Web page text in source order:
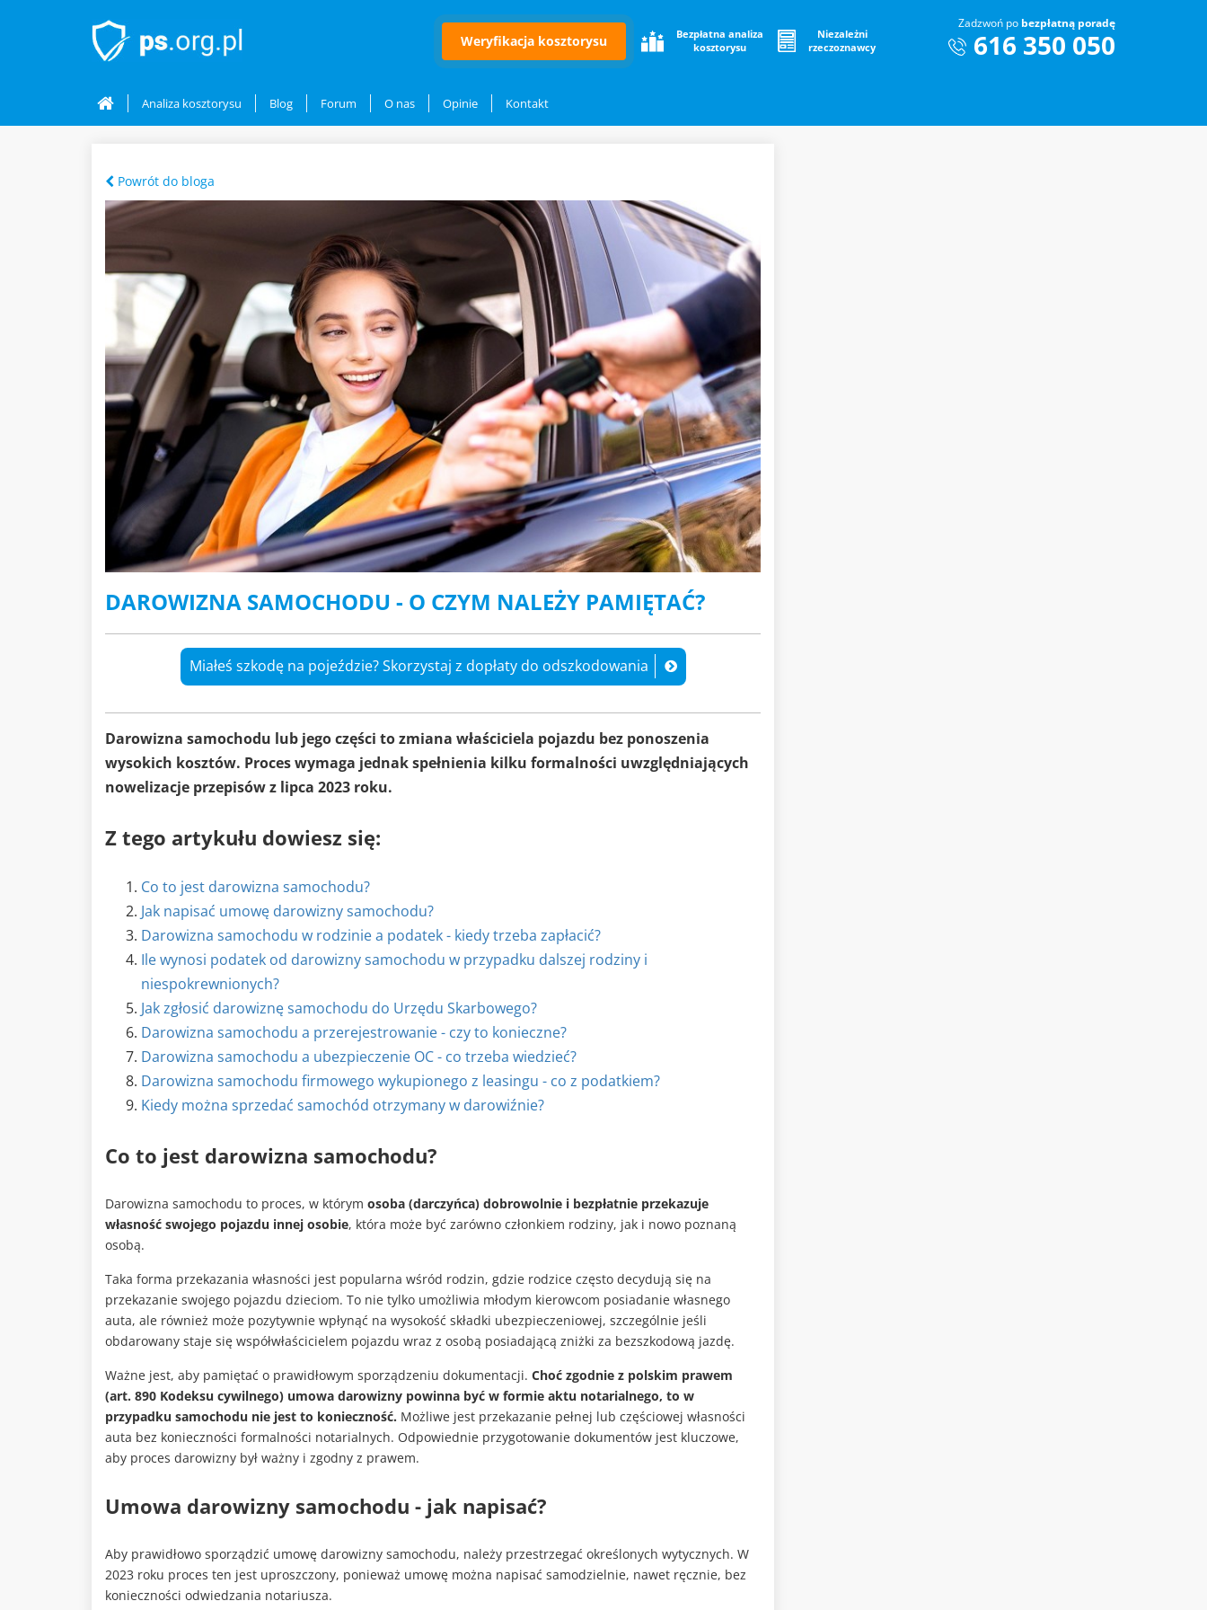
Weryfikacja kosztorysu
Bezpłatna analiza
kosztorysu
Niezależni
rzeczoznawcy
Zadzwoń po bezpłatną poradę
616 350 050
Analiza kosztorysu Blog Forum O nas Opinie Kontakt
Powrót do bloga
DAROWIZNA SAMOCHODU - O CZYM NALEŻY PAMIĘTAĆ?
Miałeś szkodę na pojeździe? Skorzystaj z dopłaty do odszkodowania
Darowizna samochodu lub jego części to zmiana właściciela pojazdu bez ponoszenia
wysokich kosztów. Proces wymaga jednak spełnienia kilku formalności uwzględniających
nowelizacje przepisów z lipca 2023 roku.
Z tego artykułu dowiesz się:
Co to jest darowizna samochodu?
Jak napisać umowę darowizny samochodu?
Darowizna samochodu w rodzinie a podatek - kiedy trzeba zapłacić?
Ile wynosi podatek od darowizny samochodu w przypadku dalszej rodziny i
niespokrewnionych?
Jak zgłosić darowiznę samochodu do Urzędu Skarbowego?
Darowizna samochodu a przerejestrowanie - czy to konieczne?
Darowizna samochodu a ubezpieczenie OC - co trzeba wiedzieć?
Darowizna samochodu firmowego wykupionego z leasingu - co z podatkiem?
Kiedy można sprzedać samochód otrzymany w darowiźnie?
Co to jest darowizna samochodu?
Darowizna samochodu to proces, w którym osoba (darczyńca) dobrowolnie i bezpłatnie przekazuje
własność swojego pojazdu innej osobie, która może być zarówno członkiem rodziny, jak i nowo poznaną
osobą.
Taka forma przekazania własności jest popularna wśród rodzin, gdzie rodzice często decydują się na
przekazanie swojego pojazdu dzieciom. To nie tylko umożliwia młodym kierowcom posiadanie własnego
auta, ale również może pozytywnie wpłynąć na wysokość składki ubezpieczeniowej, szczególnie jeśli
obdarowany staje się współwłaścicielem pojazdu wraz z osobą posiadającą zniżki za bezszkodową jazdę.
Ważne jest, aby pamiętać o prawidłowym sporządzeniu dokumentacji. Choć zgodnie z polskim prawem
(art. 890 Kodeksu cywilnego) umowa darowizny powinna być w formie aktu notarialnego, to w
przypadku samochodu nie jest to konieczność. Możliwe jest przekazanie pełnej lub częściowej własności
auta bez konieczności formalności notarialnych. Odpowiednie przygotowanie dokumentów jest kluczowe,
aby proces darowizny był ważny i zgodny z prawem.
Umowa darowizny samochodu - jak napisać?
Aby prawidłowo sporządzić umowę darowizny samochodu, należy przestrzegać określonych wytycznych. W
2023 roku proces ten jest uproszczony, ponieważ umowę można napisać samodzielnie, nawet ręcznie, bez
konieczności odwiedzania notariusza.